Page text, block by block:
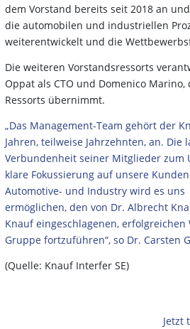
dem Vorstand bereits seit 2018 an
die automobilen und industriellen
weiterentwickelt und die
Die weiteren Vorstandsressorts
Oppat als CTO und Domenico Marino,
Ressorts übernimmt.
„Das Management-Team gehört der
Jahren, teilweise Jahrzehnten, an. Die
Verbundenheit seiner Mitglieder zum
klare Fokussierung auf unsere
Automotive- und Industry wird es uns
ermöglichen, den von Dr. Albrecht
Knauf eingeschlagenen,
Gruppe fortzuführen“, so Dr. Carsten
(Quelle: Knauf Interfer SE)
Jetzt